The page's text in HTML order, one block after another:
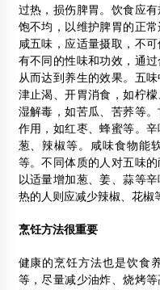
过热，损伤脾胃。饮食应
饱不均，以维护脾胃的正
咸五味，应适量摄取，不
有不同的性味和功效，通
从而达到养生的效果。五
津止渴、开胃消食，如柠
湿解毒，如苦瓜、苦荞等
作用，如红枣、蜂蜜等。
葱、辣椒等。咸味食物能
等。不同体质的人对五味
以适量增加葱、姜、蒜等
热的人则应减少辣椒、花椒
烹饪方法很重要
健康的烹饪方法也是饮食
等，尽量减少油炸、烧烤